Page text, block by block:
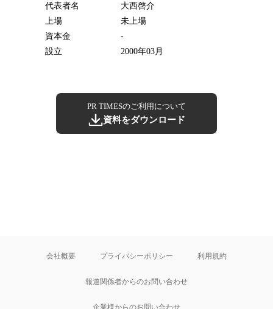
代表者名
大西啓介
上場
未上場
資本金
-
設立
2000年03月
PR TIMESのご利用について
資料をダウンロード
会社概要 プライバシーポリシー 利用規約
報道関係者からのお問い合わせ
企業様からのお問い合わせ